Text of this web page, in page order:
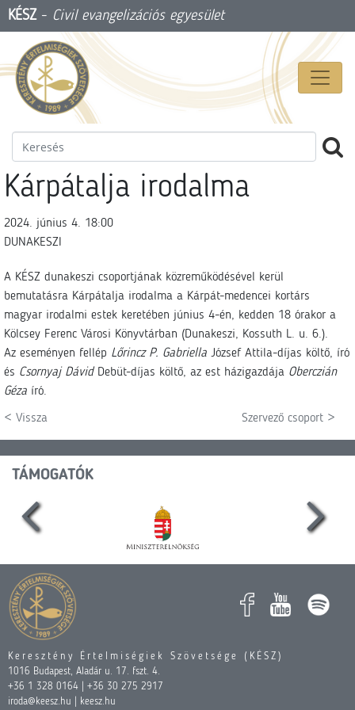
KÉSZ- Civil evangelizációs egyesület
Kárpátalja irodalma
2024. június 4. 18:00
DUNAKESZI
A KÉSZ dunakeszi csoportjának közreműködésével kerül
bemutatásra Kárpátalja irodalma a Kárpát-medencei kortárs
magyar irodalmi estek keretében június 4-én, kedden 18 órakor a
Kölcsey Ferenc Városi Könyvtárban (Dunakeszi, Kossuth L. u. 6.).
Az eseményen fellép Lőrincz P. Gabriella József Attila-díjas költő, író
és Csornyaj DávidDebüt-díjas költő, az est házigazdája Oberczián
Géza író.
< Vissza Szervező csoport >
TÁMOGATÓK
Keresztény Értelmiségiek Szövetsége (KÉSZ)
1016 Budapest, Aladár u. 17. fszt. 4.
+36 1 328 0164 | +36 30 275 2917
iroda@keesz.hu | keesz.hu